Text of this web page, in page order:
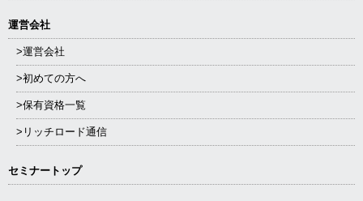
運営会社
>運営会社
>初めての方へ
>保有資格一覧
>リッチロード通信
セミナートップ